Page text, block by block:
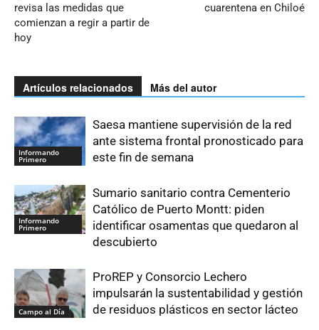
revisa las medidas que
comienzan a regir a partir de
hoy
cuarentena en Chiloé
Artículos relacionados Más del autor
Informando
Primero
Saesa mantiene supervisión de la red
ante sistema frontal pronosticado para
este fin de semana
Informando
Primero
Sumario sanitario contra Cementerio
Católico de Puerto Montt: piden
identificar osamentas que quedaron al
descubierto
Campo al Día
ProREP y Consorcio Lechero
impulsarán la sustentabilidad y gestión
de residuos plásticos en sector lácteo